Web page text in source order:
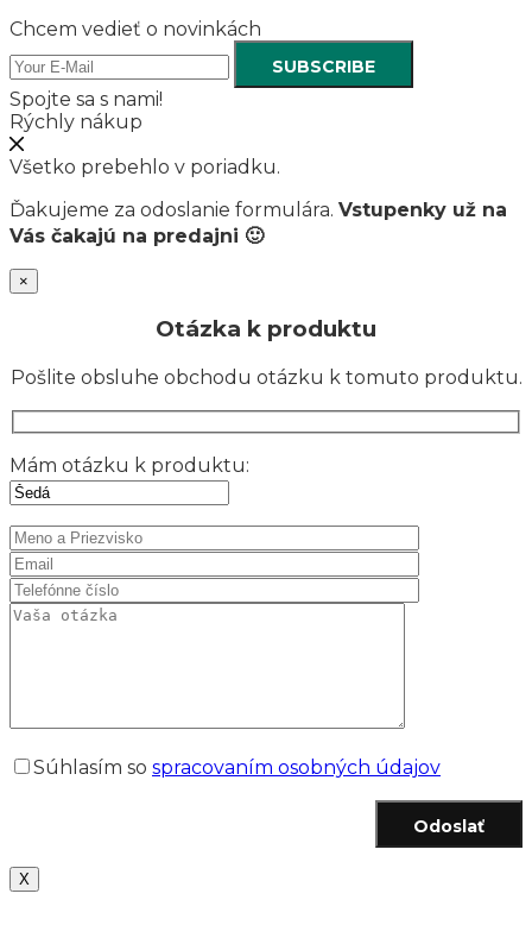
Chcem vedieť o novinkách
SUBSCRIBE
Spojte sa s nami!
Rýchly nákup
Všetko prebehlo v poriadku.
Ďakujeme za odoslanie formulára. Vstupenky už na
Vás čakajú na predajni 🙂
×
Otázka k produktu
Pošlite obsluhe obchodu otázku k tomuto produktu.
Mám otázku k produktu:
Súhlasím so spracovaním osobných údajov
Odoslať
X